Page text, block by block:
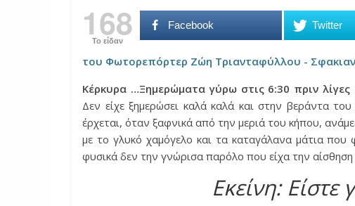
168
Το είδαν
Facebook Twitter
του Φωτορεπόρτερ Ζώη Τριανταφύλλου -
Κέρκυρα …Ξημερώματα γύρω στις 6:30 πριν λίγες
Δεν είχε ξημερώσει καλά καλά και στην βεράντα
έρχεται, όταν ξαφνικά από την μεριά του κήπου,
με το γλυκό χαμόγελο και τα καταγάλανα μάτια
φυσικά δεν την γνώρισα παρόλο που είχα την
Εκείνη: Είστε